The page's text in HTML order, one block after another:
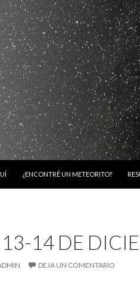
¿ENCONTRÉ UN METEORITO?
14 DE
DEJA UN COMENTARIO